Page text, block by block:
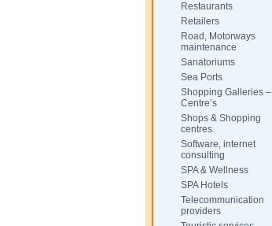
Restaurants
Retailers
Road, Motorways
maintenance
Sanatoriums
Sea Ports
Shopping Galleries –
Centre’s
Shops & Shopping
centres
Software, internet
consulting
SPA & Wellness
SPA Hotels
Telecommunication
providers